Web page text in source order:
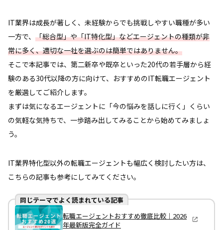
IT業界は成長が著しく、未経験からでも挑戦しやすい職種が多い
一方で、 「総合型」や「IT特化型」などエージェントの種類が非
常に多く、適切な一社を選ぶのは簡単ではありません。
そこで本記事では、第二新卒や既卒といった20代の若手層から経
験のある30代以降の方に向けて、おすすめのIT転職エージェント
を厳選してご紹介します。
まずは気になるエージェントに「今の悩みを話しに行く」くらい
の気軽な気持ちで、一歩踏み出してみることから始めてみましょ
う。
IT業界特化型以外の転職エージェントも幅広く検討したい方は、
こちらの記事も参考にしてみてください。
同じテーマでよく読まれている記事
転職エージェントおすすめ徹底比較｜2026
年最新版完全ガイド